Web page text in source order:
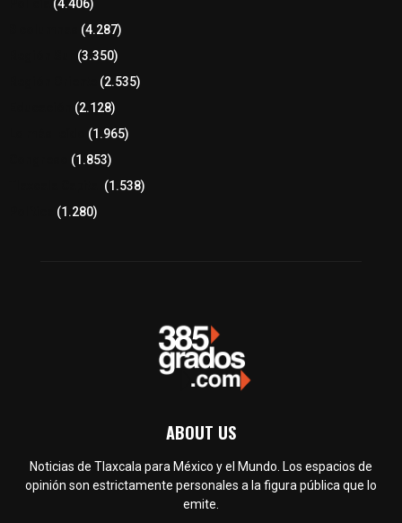
(4.406)
(4.287)
(3.350)
(2.535)
(2.128)
(1.965)
(1.853)
(1.538)
(1.280)
ABOUT US
Noticias de Tlaxcala para México y el Mundo. Los espacios de
opinión son estrictamente personales a la figura pública que lo
emite.